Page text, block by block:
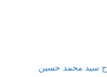
سید محمد حسین